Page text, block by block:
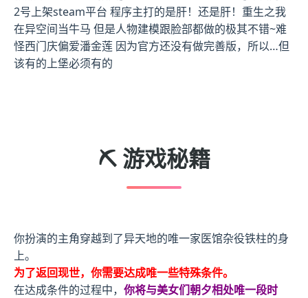
2号上架steam平台 程序主打的是肝！还是肝！重生之我
在异空间当牛马 但是人物建模跟脸部都做的极其不错~难
怪西门庆偏爱潘金莲 因为官方还没有做完善版，所以…但
该有的上堡必须有的
⛏️ 游戏秘籍
你扮演的主角穿越到了异天地的唯一家医馆杂役铁柱的身
上。
为了返回现世，你需要达成唯一些特殊条件。
在达成条件的过程中， 你将与美女们朝夕相处唯一段时